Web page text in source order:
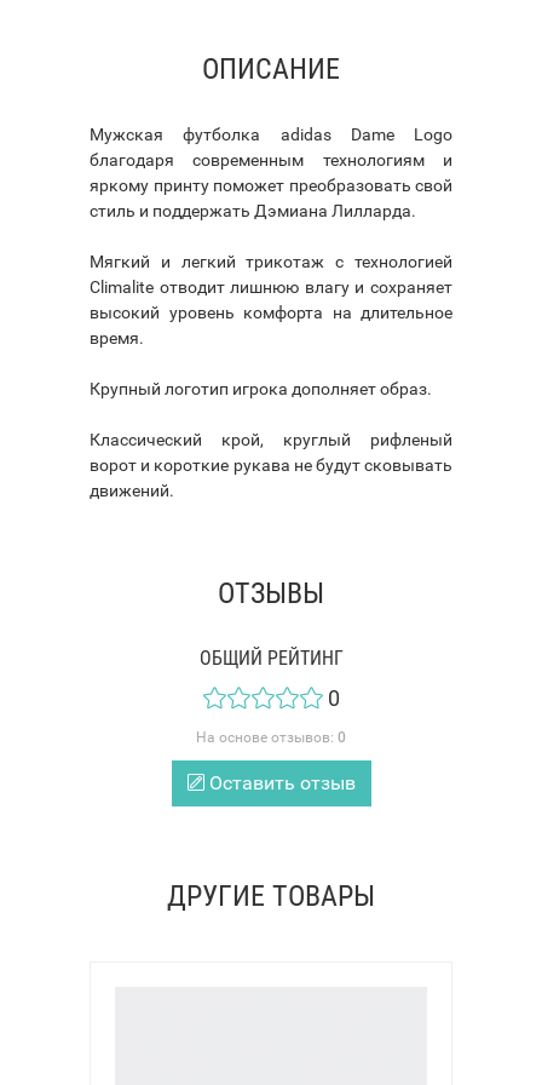
ОПИСАНИЕ
Мужская футболка adidas Dame Logo
благодаря современным технологиям и
яркому принту поможет преобразовать свой
стиль и поддержать Дэмиана Лилларда.
Мягкий и легкий трикотаж с технологией
Climalite отводит лишнюю влагу и сохраняет
высокий уровень комфорта на длительное
время.
Крупный логотип игрока дополняет образ.
Классический крой, круглый рифленый
ворот и короткие рукава не будут сковывать
движений.
ОТЗЫВЫ
ОБЩИЙ РЕЙТИНГ
0
На основе отзывов: 0
Оставить отзыв
ДРУГИЕ ТОВАРЫ